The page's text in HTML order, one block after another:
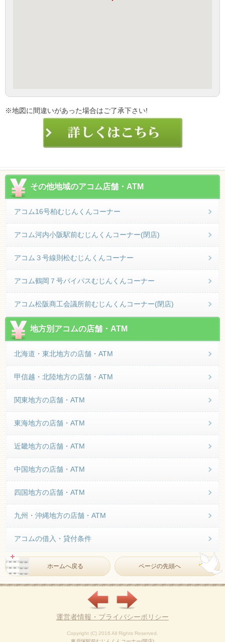
※地図に間違いがあった場合はご了承下さい!
その他地域のアコム店舗・ATM
アコム16号柏むじんくんコーナー
アコム河内小阪駅前むじんくんコーナー(閉店)
アコム３号線則松むじんくんコーナー
アコム鶴岡７号バイパスむじんくんコーナー
アコム松阪商工会議所前むじんくんコーナー(閉店)
地方別アコムの店舗・ATM
北海道・東北地方の店舗・ATM
甲信越・北陸地方の店舗・ATM
関東地方の店舗・ATM
東海地方の店舗・ATM
近畿地方の店舗・ATM
中国地方の店舗・ATM
四国地方の店舗・ATM
九州・沖縄地方の店舗・ATM
アコムの借入・貸付条件
ホームへ戻る ページの先頭へ
運営者情報・プライバシーポリシー
Copyright (C) 2016 All Rights Reserved.